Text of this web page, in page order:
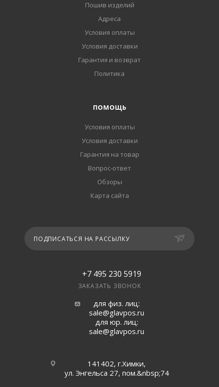
Пошив изделий
Адреса
Условия оплаты
Условия доставки
Гарантия и возврат
Политика
ПОМОЩЬ
Условия оплаты
Условия доставки
Гарантия на товар
Вопрос-ответ
Обзоры
Карта сайта
ПОДПИСАТЬСЯ НА РАССЫЛКУ
+7 495 230 5919
ЗАКАЗАТЬ ЗВОНОК
для физ. лиц:
sale@glavpos.ru
для юр. лиц:
sale@glavpos.ru
141402, г.Химки,
ул. Энгельса 27, пом.&nbsp;74